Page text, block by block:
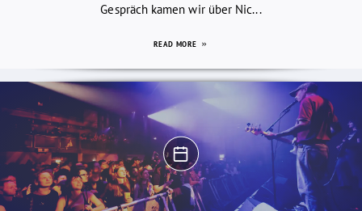
Gespräch kamen wir über Nic...
READ MORE